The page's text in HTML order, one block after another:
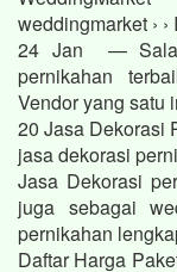
weddingmarket ›
24 Jan — Salah
pernikahan
Vendor yang satu
20 Jasa Dekorasi
jasa dekorasi
Jasa Dekorasi
juga sebagai
pernikahan
Daftar Harga